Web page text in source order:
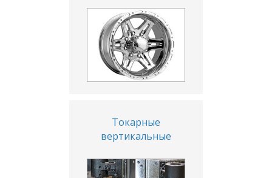
Токарные
вертикальные